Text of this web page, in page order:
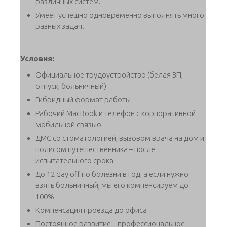
Умеет успешно одновременно выполнять много
разных задач.
Условия:
Официальное трудоустройство (белая ЗП,
отпуск, больничный)
Гибридный формат работы
Рабочий MacBook и телефон с корпоративной
мобильной связью
ДМС со стоматологией, вызовом врача на дом и
полисом путешественника – после
испытательного срока
До 12 day off по болезни в год, а если нужно
взять больничный, мы его компенсируем до
100%
Компенсация проезда до офиса
Постоянное развитие – профессиональное